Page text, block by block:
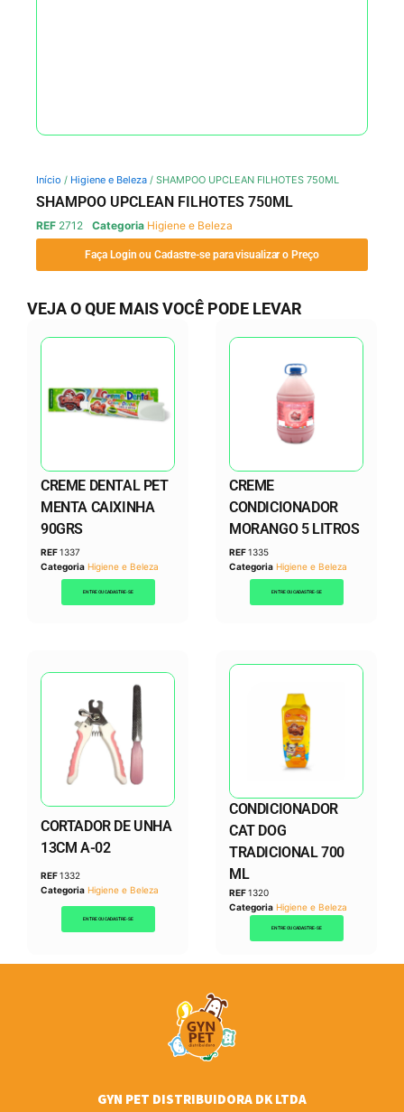
Início / Higiene e Beleza / SHAMPOO UPCLEAN FILHOTES 750ML
SHAMPOO UPCLEAN FILHOTES 750ML
REF 2712 Categoria Higiene e Beleza
Faça Login ou Cadastre-se para visualizar o Preço
VEJA O QUE MAIS VOCÊ PODE LEVAR
CREME DENTAL PET
MENTA CAIXINHA
90GRS
REF1337
Categoria Higiene e Beleza
ENTRE OU CADASTRE-SE
CREME
CONDICIONADOR
MORANGO 5 LITROS
REF1335
Categoria Higiene e Beleza
ENTRE OU CADASTRE-SE
CORTADOR DE UNHA
13CM A-02
REF1332
Categoria Higiene e Beleza
ENTRE OU CADASTRE-SE
CONDICIONADOR
CAT DOG
TRADICIONAL 700
ML
REF1320
Categoria Higiene e Beleza
ENTRE OU CADASTRE-SE
GYN PET DISTRIBUIDORA DK LTDA